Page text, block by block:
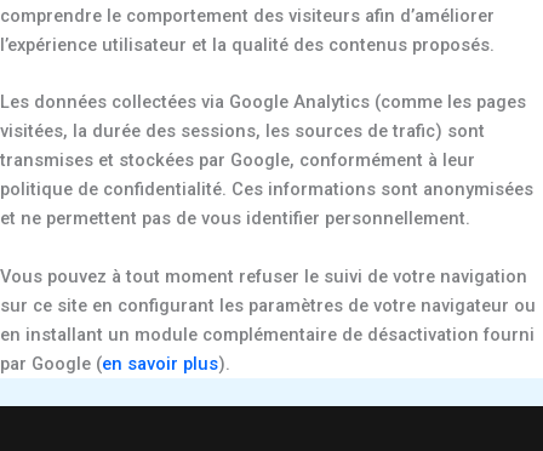
comprendre le comportement des visiteurs afin d’améliorer
l’expérience utilisateur et la qualité des contenus proposés.
Les données collectées via Google Analytics (comme les pages
visitées, la durée des sessions, les sources de trafic) sont
transmises et stockées par Google, conformément à leur
politique de confidentialité. Ces informations sont anonymisées
et ne permettent pas de vous identifier personnellement.
Vous pouvez à tout moment refuser le suivi de votre navigation
sur ce site en configurant les paramètres de votre navigateur ou
en installant un module complémentaire de désactivation fourni
par Google (en savoir plus).